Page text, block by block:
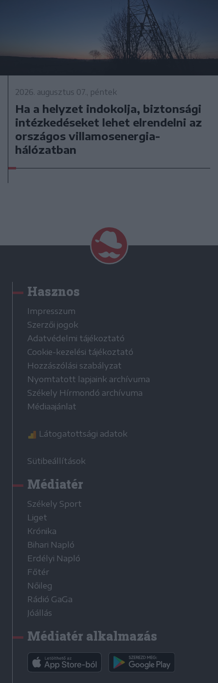
2026. augusztus 07., péntek
Ha a helyzet indokolja, biztonsági
intézkedéseket lehet elrendelni az
országos villamosenergia-
hálózatban
Hasznos
Impresszum
Szerzői jogok
Adatvédelmi tájékoztató
Cookie-kezelési tájékoztató
Hozzászólási szabályzat
Nyomtatott lapjaink archívuma
Székely Hírmondó archívuma
Médiaajánlat
Látogatottsági adatok
Sütibeállítások
Médiatér
Székely Sport
Liget
Krónika
Bihari Napló
Erdélyi Napló
Főtér
Nőileg
Rádió GaGa
Jóállás
Médiatér alkalmazás